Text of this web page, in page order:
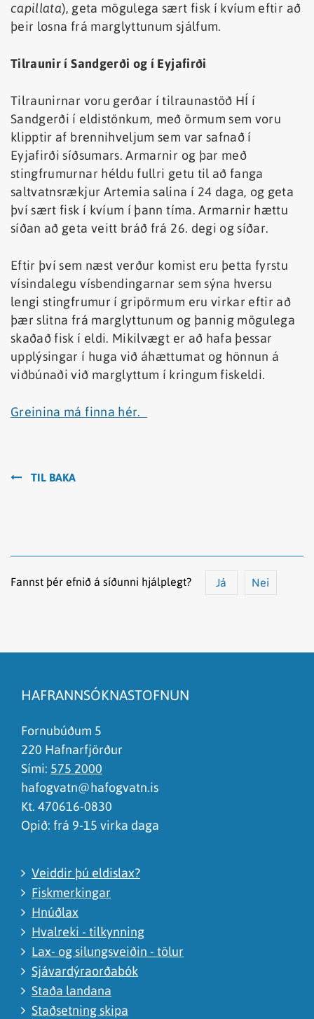
capillata), geta mögulega sært fisk í kvíum eftir að
þeir losna frá marglyttunum sjálfum.
Tilraunir í Sandgerði og í Eyjafirði
Tilraunirnar voru gerðar í tilraunastöð HÍ í
Sandgerði í eldistönkum, með örmum sem voru
klipptir af brennihveljum sem var safnað í
Eyjafirði síðsumars. Armarnir og þar með
stingfrumurnar héldu fullri getu til að fanga
saltvatnsrækjur Artemia salina í 24 daga, og geta
því sært fisk í kvíum í þann tíma. Armarnir hættu
síðan að geta veitt bráð frá 26. degi og síðar.
Eftir því sem næst verður komist eru þetta fyrstu
vísindalegu vísbendingarnar sem sýna hversu
lengi stingfrumur í gripörmum eru virkar eftir að
þær slitna frá marglyttunum og þannig mögulega
skaðað fisk í eldi. Mikilvægt er að hafa þessar
upplýsingar í huga við áhættumat og hönnun á
viðbúnaði við marglyttum í kringum fiskeldi.
Greinina má finna hér.
TIL BAKA
Fannst þér efnið á síðunni hjálplegt? Já Nei
Það er of mikið efni á síðunni
Ég skil ekki efnið, finnst það of flókið
HAFRANNSÓKNASTOFNUN
Fornubúðum 5
220 Hafnarfjörður
Sími: 575 2000
hafogvatn@hafogvatn.is
Kt. 470616-0830
Opið: frá 9-15 virka daga
Veiddir þú eldislax?
Fiskmerkingar
Hnúðlax
Hvalreki - tilkynning
Lax- og silungsveiðin - tölur
Sjávardýraorðabók
Staða landana
Staðsetning skipa